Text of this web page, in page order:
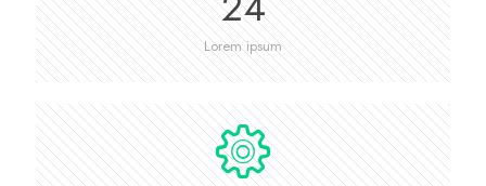
Lorem ipsum